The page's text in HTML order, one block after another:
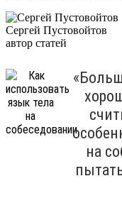
Сергей Пустовойтов
автор статей
на